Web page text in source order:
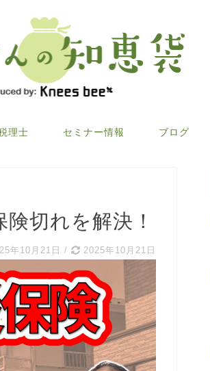
理士 セミナー情報 ブログ
切れを解決！
年10月21日 / 2025年10月21日